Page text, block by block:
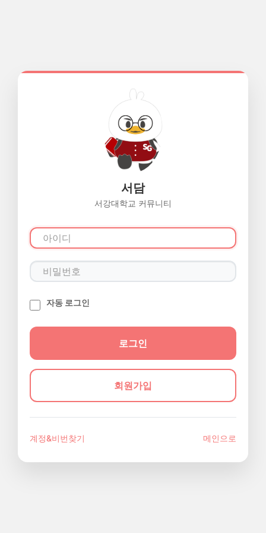
서담
서강대학교 커뮤니티
자동 로그인
회원가입
계정&비번찾기 메인으로